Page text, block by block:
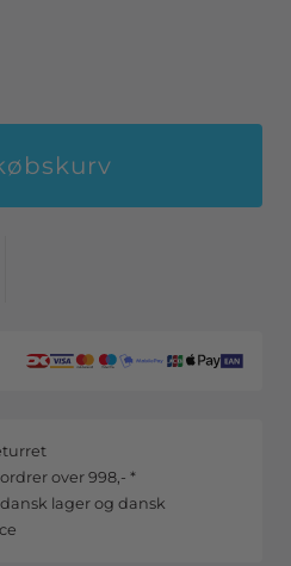
over 998,- *
lager og dansk